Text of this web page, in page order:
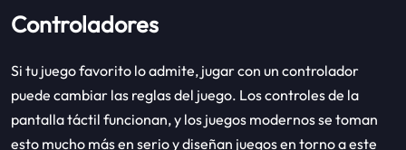
Controladores
Si tu juego favorito lo admite, jugar con un controlador
puede cambiar las reglas del juego. Los controles de la
pantalla táctil funcionan, y los juegos modernos se toman
esto mucho más en serio y diseñan juegos en torno a este